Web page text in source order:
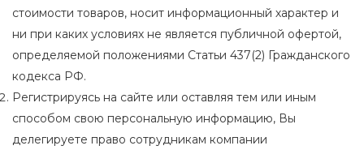
стоимости товаров, носит информационный характер и
ни при каких условиях не является публичной офертой,
определяемой положениями Статьи 437(2) Гражданского
кодекса РФ.
Регистрируясь на сайте или оставляя тем или иным
способом свою персональную информацию, Вы
делегируете право сотрудникам компании